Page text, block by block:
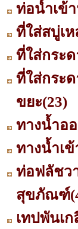
ท่อน้ำเข้
ที่ใส่สบู่เห
ที่ใส่กระ
ที่ใส่กระ
ขยะ(23)
ทางน้ำอ
ทางน้ำเ
ท่อฟลัชว
สุขภัณฑ์
เทปพันเก